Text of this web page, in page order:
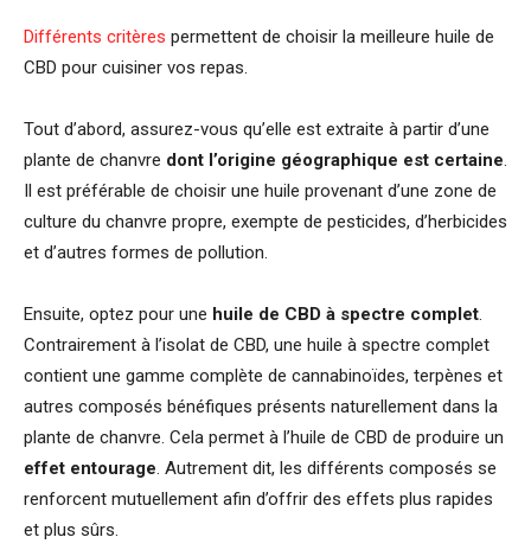
Différents critères permettent de choisir la meilleure huile de
CBD pour cuisiner vos repas.
Tout d’abord, assurez-vous qu’elle est extraite à partir d’une
plante de chanvre dont l’origine géographique est certaine.
Il est préférable de choisir une huile provenant d’une zone de
culture du chanvre propre, exempte de pesticides, d’herbicides
et d’autres formes de pollution.
Ensuite, optez pour une huile de CBD à spectre complet.
Contrairement à l’isolat de CBD, une huile à spectre complet
contient une gamme complète de cannabinoïdes, terpènes et
autres composés bénéfiques présents naturellement dans la
plante de chanvre. Cela permet à l’huile de CBD de produire un
effet entourage. Autrement dit, les différents composés se
renforcent mutuellement afin d’offrir des effets plus rapides
et plus sûrs.